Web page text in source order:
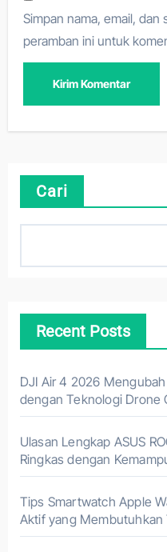
Simpan nama, email, dan
peramban ini untuk
Cari
Recent Posts
DJI Air 4 2026
dengan Teknologi Drone
Ulasan Lengkap ASUS
Ringkas dengan
Tips Smartwatch Apple
Aktif yang Membutuhkan